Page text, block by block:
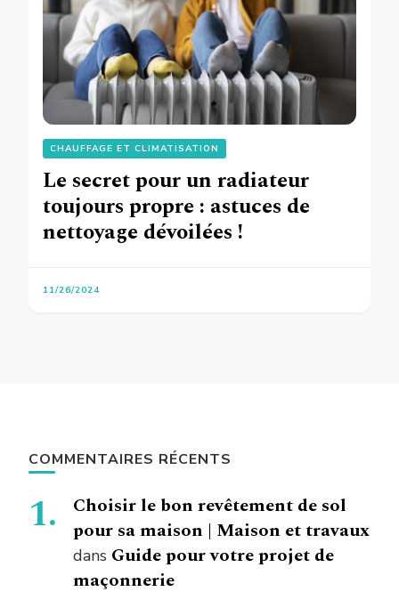
CHAUFFAGE ET CLIMATISATION
Le secret pour un radiateur
toujours propre : astuces de
nettoyage dévoilées !
11/26/2024
COMMENTAIRES RÉCENTS
Choisir le bon revêtement de sol
pour sa maison | Maison et travaux
dans Guide pour votre projet de
maçonnerie